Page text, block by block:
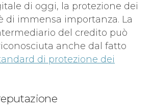
di oggi, la protezione dei
di immensa importanza. La
del credito può
anche dal fatto
di protezione dei